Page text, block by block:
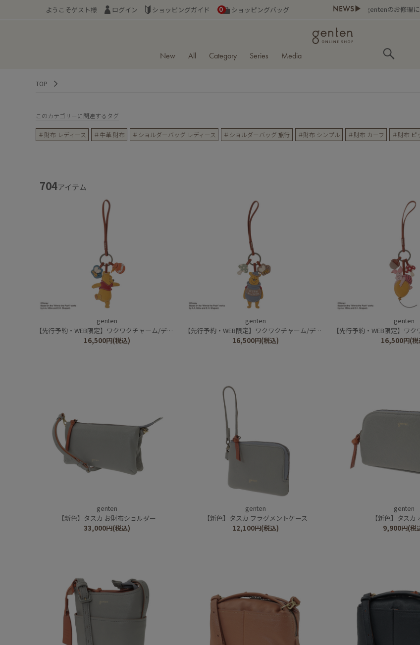
ようこそゲスト様 ログイン ショッピングガイド ショッピングバッグ
0 NEWS▶
New All Category Series Media
TOP
このカテゴリーに関連するタグ
＃財布 レディース ＃牛革 財布 ＃ショルダーバッグ レディース ＃ショルダーバッグ 旅行 ＃財布 シンプル ＃財布 カーフ ＃財布 ピ
704アイテム
genten
【先行予約・WEB限定】ワクワクチャーム/ディズニーキャラクター/くまのプーさん
16,500円(税込)
genten
【先行予約・WEB限定】ワクワクチャーム/ディズニーキャラクター/くまのプーさん ハニーポット
16,500円(税込)
genten
【先行予約・WEB限定】ワクワクチャーム/ディズ
16,500円(税
genten
【新色】タスカ お財布ショルダー
33,000円(税込)
genten
【新色】タスカ フラグメントケース
12,100円(税込)
genten
【新色】タスカ
9,900円(税